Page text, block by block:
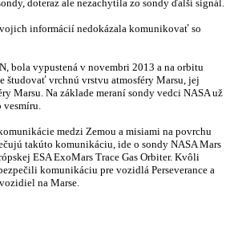
doteraz ale nezachytila zo sondy ďalší signál.
informácií nedokázala komunikovať so
bola vypustená v novembri 2013 a na orbitu
študovať vrchnú vrstvu atmosféry Marsu, jej
Marsu. Na základe meraní sondy vedci NASA už
vesmíru.
medzi Zemou a misiami na povrchu
takúto komunikáciu, ide o sondy NASA Mars
ESA ExoMars Trace Gas Orbiter. Kvôli
komunikáciu pre vozidlá Perseverance a
na Marse.